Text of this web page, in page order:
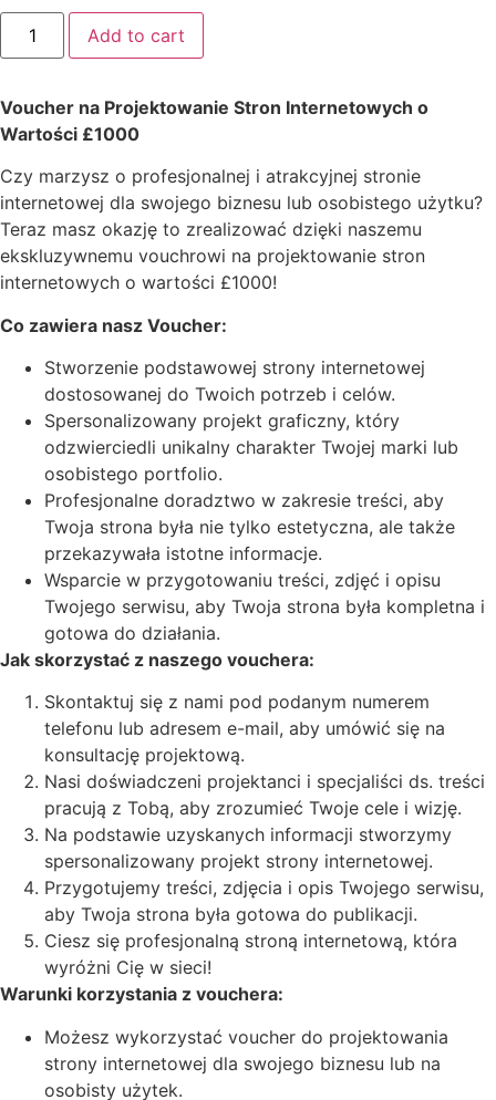
Projektowanie
Stron
Internetowych
£1000
quantity
Add to cart
Voucher na Projektowanie Stron Internetowych o
Wartości £1000
Czy marzysz o profesjonalnej i atrakcyjnej stronie
internetowej dla swojego biznesu lub osobistego użytku?
Teraz masz okazję to zrealizować dzięki naszemu
ekskluzywnemu vouchrowi na projektowanie stron
internetowych o wartości £1000!
Co zawiera nasz Voucher:
Stworzenie podstawowej strony internetowej
dostosowanej do Twoich potrzeb i celów.
Spersonalizowany projekt graficzny, który
odzwierciedli unikalny charakter Twojej marki lub
osobistego portfolio.
Profesjonalne doradztwo w zakresie treści, aby
Twoja strona była nie tylko estetyczna, ale także
przekazywała istotne informacje.
Wsparcie w przygotowaniu treści, zdjęć i opisu
Twojego serwisu, aby Twoja strona była kompletna i
gotowa do działania.
Jak skorzystać z naszego vouchera:
Skontaktuj się z nami pod podanym numerem
telefonu lub adresem e-mail, aby umówić się na
konsultację projektową.
Nasi doświadczeni projektanci i specjaliści ds. treści
pracują z Tobą, aby zrozumieć Twoje cele i wizję.
Na podstawie uzyskanych informacji stworzymy
spersonalizowany projekt strony internetowej.
Przygotujemy treści, zdjęcia i opis Twojego serwisu,
aby Twoja strona była gotowa do publikacji.
Ciesz się profesjonalną stroną internetową, która
wyróżni Cię w sieci!
Warunki korzystania z vouchera:
Możesz wykorzystać voucher do projektowania
strony internetowej dla swojego biznesu lub na
osobisty użytek.